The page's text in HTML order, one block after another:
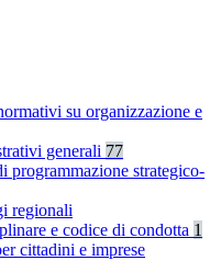
su organizzazione e
generali 77
programmazione strategico-
regionali
e codice di condotta 1
cittadini e imprese